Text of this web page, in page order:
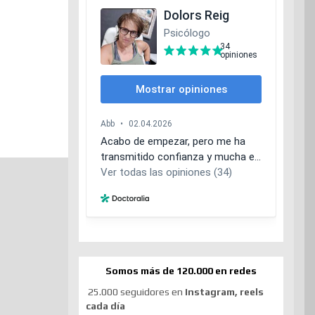
Somos más de 120.000 en redes
25.000 seguidores en Instagram, reels
cada día